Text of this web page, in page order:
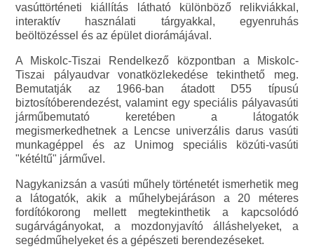
vasúttörténeti kiállítás látható különböző relikviákkal,
interaktív használati tárgyakkal, egyenruhás
beöltözéssel és az épület diorámájával.
A Miskolc-Tiszai Rendelkező központban a Miskolc-
Tiszai pályaudvar vonatközlekedése tekinthető meg.
Bemutatják az 1966-ban átadott D55 típusú
biztosítóberendezést, valamint egy speciális pályavasúti
járműbemutató keretében a látogatók
megismerkedhetnek a Lencse univerzális darus vasúti
munkagéppel és az Unimog speciális közúti-vasúti
"kétéltű" járművel.
Nagykanizsán a vasúti műhely történetét ismerhetik meg
a látogatók, akik a műhelybejáráson a 20 méteres
fordítókorong mellett megtekinthetik a kapcsolódó
sugárvágányokat, a mozdonyjavító álláshelyeket, a
segédműhelyeket és a gépészeti berendezéseket.